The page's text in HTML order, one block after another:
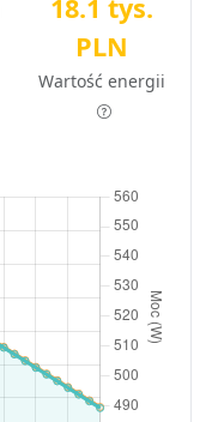
18.1 tys.
PLN
Wartość energii